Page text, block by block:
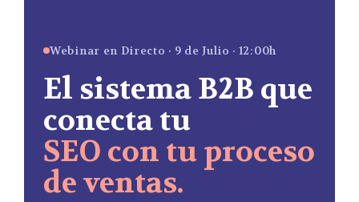
Webinar en Directo · 9 de Julio · 12:00h
El sistema B2B que
conecta tu
SEO con tu proceso
de ventas.